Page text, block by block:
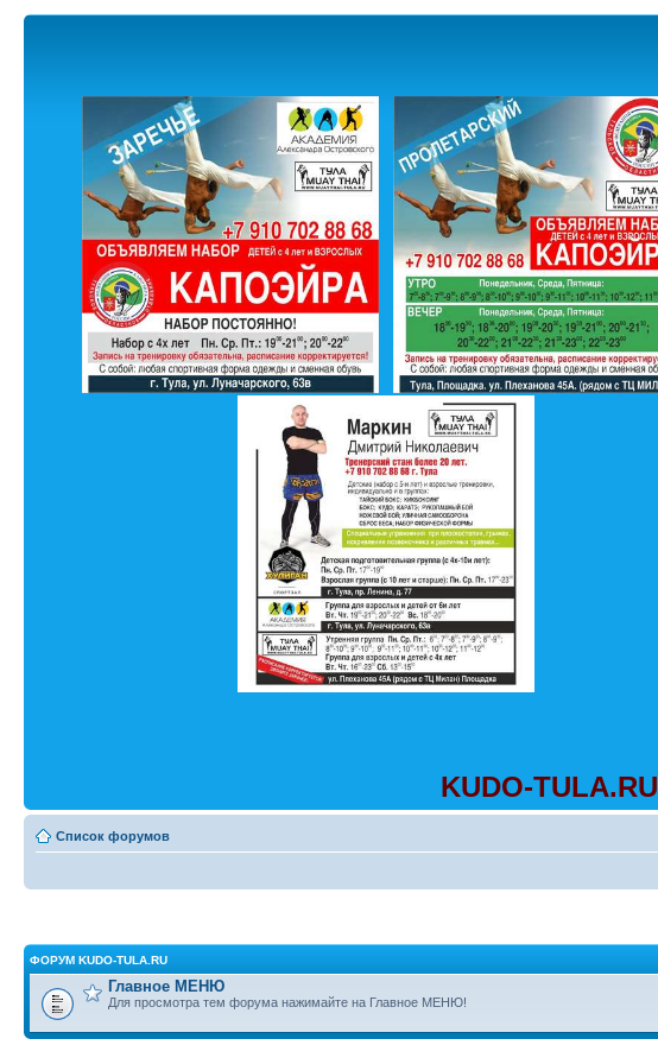
KUDO-TULA.RU
Список форумов
ФОРУМ KUDO-TULA.RU
Главное МЕНЮ
Для просмотра тем форума нажимайте на Главное МЕНЮ!